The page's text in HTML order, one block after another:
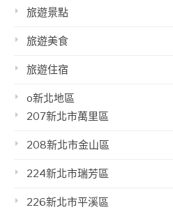
旅遊景點
旅遊美食
旅遊住宿
o新北地區
207新北市萬里區
208新北市金山區
224新北市瑞芳區
226新北市平溪區